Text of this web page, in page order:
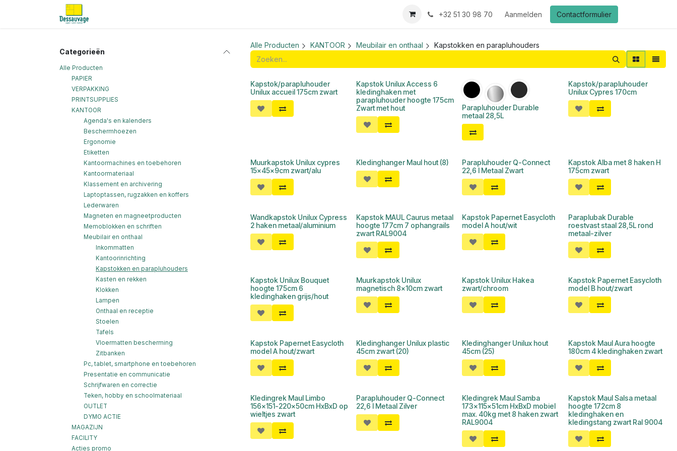
Overslaan naar inhoud
+32 51 30 98 70 Aanmelden Contactformulier
Categorieën
Alle Producten
PAPIER
VERPAKKING
PRINTSUPPLIES
KANTOOR
Agenda's en kalenders
Beschermhoezen
Ergonomie
Etiketten
Kantoormachines en toebehoren
Kantoormateriaal
Klassement en archivering
Laptoptassen, rugzakken en koffers
Lederwaren
Magneten en magneetproducten
Memoblokken en schriften
Meubilair en onthaal
Inkommatten
Kantoorinrichting
Kapstokken en parapluhouders
Kasten en rekken
Klokken
Lampen
Onthaal en receptie
Stoelen
Tafels
Vloermatten bescherming
Zitbanken
Pc, tablet, smartphone en toebehoren
Presentatie en communicatie
Schrijfwaren en correctie
Teken, hobby en schoolmateriaal
OUTLET
DYMO ACTIE
MAGAZIJN
FACILITY
Acties promo
Alle Producten KANTOOR Meubilair en onthaal Kapstokken en parapluhouders
Kapstok/parapluhouder
Unilux accueil 175cm zwart
Kapstok Unilux Access 6
kledinghaken met
parapluhouder hoogte 175cm
Zwart met hout
Parapluhouder Durable
metaal 28,5L
Kapstok/parapluhouder
Unilux Cypres 170cm
Muurkapstok Unilux cypres
15x45x9cm zwart/alu
Kledinghanger Maul hout (8)
Parapluhouder Q-Connect
22,6 l Metaal Zwart
Kapstok Alba met 8 haken H
175cm zwart
Wandkapstok Unilux Cypress
2 haken metaal/aluminium
Kapstok MAUL Caurus metaal
hoogte 177cm 7 ophangrails
zwart RAL9004
Kapstok Papernet Easycloth
model A hout/wit
Paraplubak Durable
roestvast staal 28,5L rond
metaal-zilver
Kapstok Unilux Bouquet
hoogte 175cm 6
kledinghaken grijs/hout
Muurkapstok Unilux
magnetisch 8x10cm zwart
Kapstok Unilux Hakea
zwart/chroom
Kapstok Papernet Easycloth
model B hout/zwart
Kapstok Papernet Easycloth
model A hout/zwart
Kledinghanger Unilux plastic
45cm zwart (20)
Kledinghanger Unilux hout
45cm (25)
Kapstok Maul Aura hoogte
180cm 4 kledinghaken zwart
Kledingrek Maul Limbo
156x151-220x50cm HxBxD op
wieltjes zwart
Parapluhouder Q-Connect
22,6 l Metaal Zilver
Kledingrek Maul Samba
173x115x51cm HxBxD mobiel
max. 40kg met 8 haken zwart
RAL9004
Kapstok Maul Salsa metaal
hoogte 172cm 8
kledinghaken en
kledingstang zwart Ral 9004